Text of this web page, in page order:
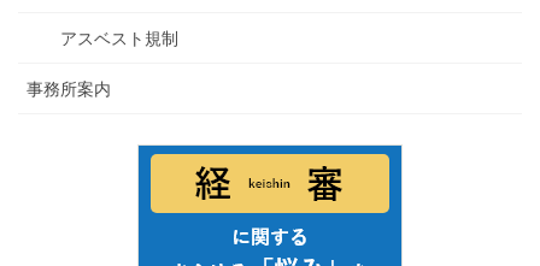
アスベスト規制
事務所案内